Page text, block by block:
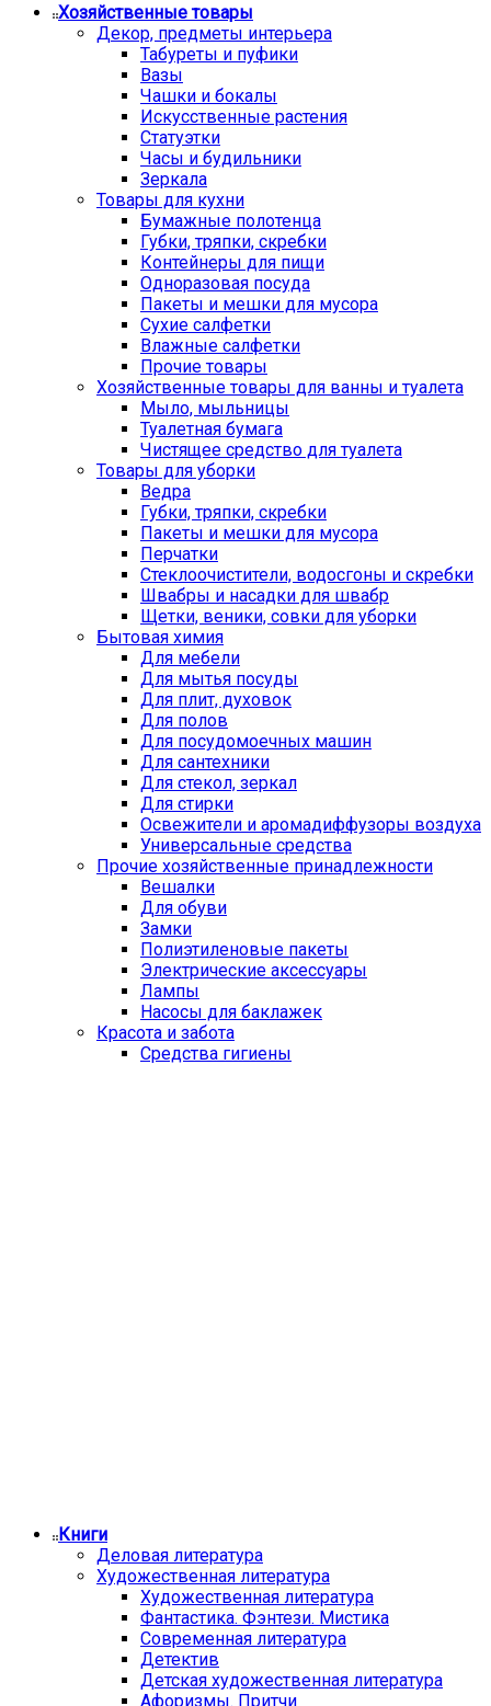
Хозяйственные товары
Декор, предметы интерьера
Табуреты и пуфики
Вазы
Чашки и бокалы
Искусственные растения
Статуэтки
Часы и будильники
Зеркала
Товары для кухни
Бумажные полотенца
Губки, тряпки, скребки
Контейнеры для пищи
Одноразовая посуда
Пакеты и мешки для мусора
Сухие салфетки
Влажные салфетки
Прочие товары
Хозяйственные товары для ванны и туалета
Мыло, мыльницы
Туалетная бумага
Чистящее средство для туалета
Товары для уборки
Ведра
Губки, тряпки, скребки
Пакеты и мешки для мусора
Перчатки
Стеклоочистители, водосгоны и скребки
Швабры и насадки для швабр
Щетки, веники, совки для уборки
Бытовая химия
Для мебели
Для мытья посуды
Для плит, духовок
Для полов
Для посудомоечных машин
Для сантехники
Для стекол, зеркал
Для стирки
Освежители и аромадиффузоры воздуха
Универсальные средства
Прочие хозяйственные принадлежности
Вешалки
Для обуви
Замки
Полиэтиленовые пакеты
Электрические аксессуары
Лампы
Насосы для баклажек
Красота и забота
Средства гигиены
Книги
Деловая литература
Художественная литература
Художественная литература
Фантастика. Фэнтези. Мистика
Современная литература
Детектив
Детская художественная литература
Афоризмы. Притчи